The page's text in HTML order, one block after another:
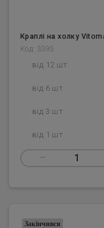
Краплі на холку
Код: 3395
від 12 шт
від 6 шт
від 3 шт
від 1 шт
– 1
Закінчився